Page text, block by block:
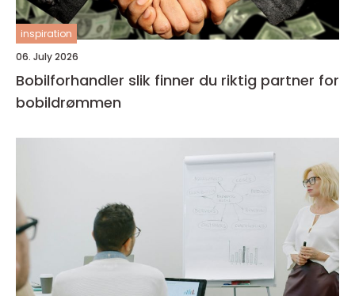
inspiration
06. July 2026
Bobilforhandler slik finner du riktig partner for
bobildrømmen